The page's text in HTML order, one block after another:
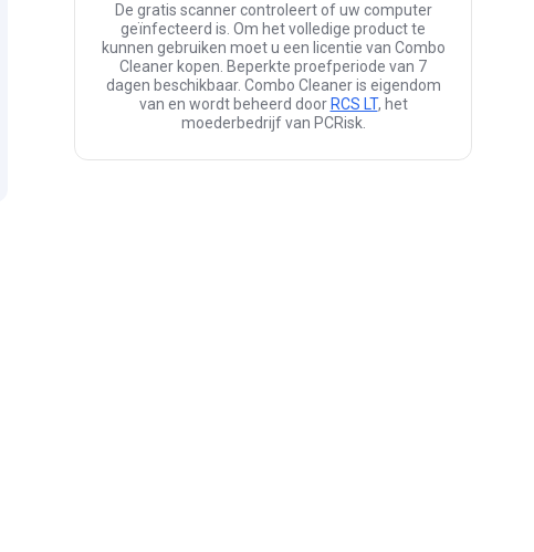
De gratis scanner controleert of uw computer
geïnfecteerd is. Om het volledige product te
kunnen gebruiken moet u een licentie van Combo
Cleaner kopen. Beperkte proefperiode van 7
dagen beschikbaar. Combo Cleaner is eigendom
van en wordt beheerd door RCS LT, het
moederbedrijf van PCRisk.